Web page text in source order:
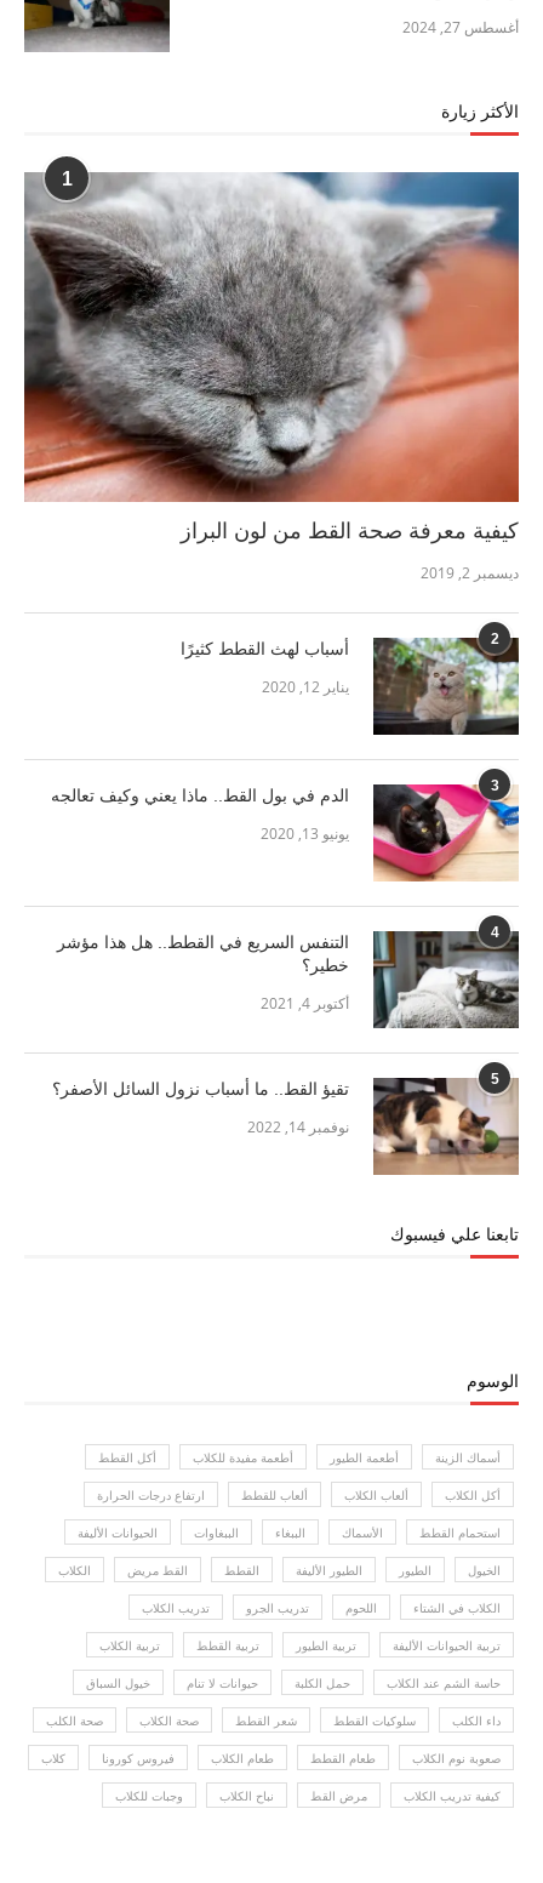
أغسطس 27, 2024
الأكثر زيارة
1
كيفية معرفة صحة القط من لون البراز
ديسمبر 2, 2019
2 أسباب لهث القطط كثيرًا
يناير 12, 2020
3 الدم في بول القط.. ماذا يعني وكيف تعالجه
يونيو 13, 2020
4
التنفس السريع في القطط.. هل هذا مؤشر
خطير؟
أكتوبر 4, 2021
5 تقيؤ القط.. ما أسباب نزول السائل الأصفر؟
نوفمبر 14, 2022
تابعنا علي فيسبوك
الوسوم
أسماك الزينة أطعمة الطيور أطعمة مفيدة للكلاب أكل القطط
أكل الكلاب ألعاب الكلاب ألعاب للقطط ارتفاع درجات الحرارة
استحمام القطط الأسماك الببغاء الببغاوات الحيوانات الأليفة
الخيول الطيور الطيور الأليفة القطط القط مريض الكلاب
الكلاب في الشتاء اللحوم تدريب الجرو تدريب الكلاب
تربية الحيوانات الأليفة تربية الطيور تربية القطط تربية الكلاب
حاسة الشم عند الكلاب حمل الكلبة حيوانات لا تنام خيول السباق
داء الكلب سلوكيات القطط شعر القطط صحة الكلاب صحة الكلب
صعوبة نوم الكلاب طعام القطط طعام الكلاب فيروس كورونا كلاب
كيفية تدريب الكلاب مرض القط نباح الكلاب وجبات للكلاب